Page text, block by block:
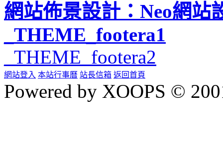
網站佈景設計：Neo網站
_THEME_footera1
_THEME_footera2
網站登入 本站行事曆 站長信箱 返回首頁
Powered by XOOPS ©